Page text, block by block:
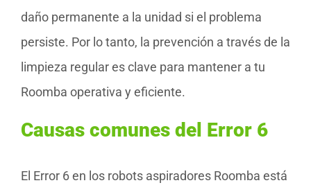
daño permanente a la unidad si el problema
persiste. Por lo tanto, la prevención a través de la
limpieza regular es clave para mantener a tu
Roomba operativa y eficiente.
Causas comunes del Error 6
El Error 6 en los robots aspiradores Roomba está